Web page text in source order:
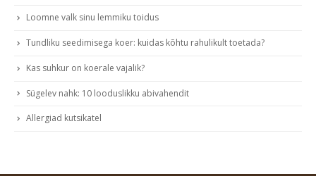
Loomne valk sinu lemmiku toidus
Tundliku seedimisega koer: kuidas kõhtu rahulikult toetada?
Kas suhkur on koerale vajalik?
Sügelev nahk: 10 looduslikku abivahendit
Allergiad kutsikatel